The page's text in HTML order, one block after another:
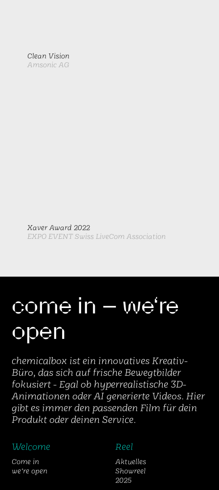
Clean Vision
Amsonic AG
Xaver Award 2022
EXPO EVENT Swiss LiveCom Association
come in – we‘re
open
chemicalbox ist ein innovatives Kreativ-
Büro, das sich auf frische Bewegtbilder
fokusiert - Egal ob hyperrealistische 3D-
Animationen oder AI generierte Videos. Hier
gibt es immer den passenden Film für dein
Produkt oder deinen Service.
Welcome
Come in
we‘re open
Reel
Aktuelles
Showreel
2025